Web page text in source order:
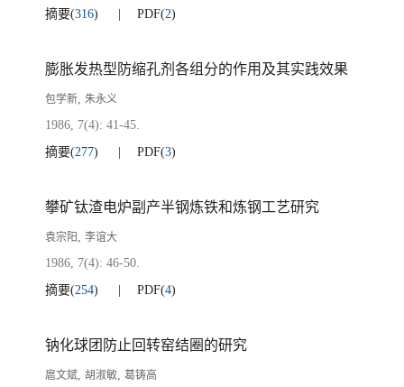
摘要(316) PDF(2)
膨胀发热型防缩孔剂各组分的作用及其实践效果
包学新, 朱永义
1986, 7(4): 41-45.
摘要(277) PDF(3)
攀矿钛渣电炉副产半钢炼铁和炼钢工艺研究
袁宗阳 , 李谊大
1986, 7(4): 46-50.
摘要(254) PDF(4)
钠化球团防止回转窑结圈的研究
扈文斌, 胡淑敏, 葛铸高